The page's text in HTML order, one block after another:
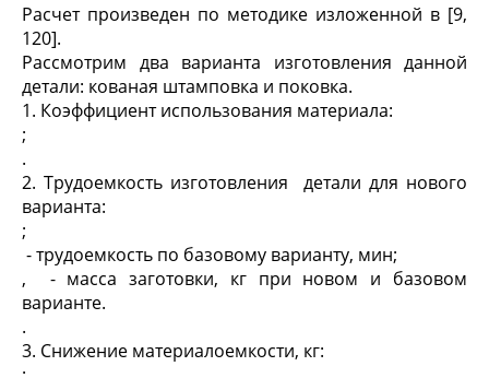
Расчет произведен по методике изложенной в [9,
120].
Рассмотрим два варианта изготовления данной
детали: кованая штамповка и поковка.
1. Коэффициент использования материала:
;
.
2. Трудоемкость изготовления
детали для нового
варианта:
;
- трудоемкость по базовому варианту, мин;
,
- масса заготовки, кг при новом и базовом
варианте.
.
3. Снижение материалоемкости, кг: